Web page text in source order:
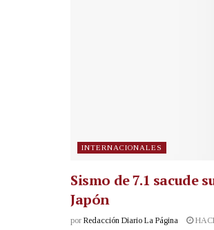
INTERNACIONALES
Sismo de 7.1 sacude
Japón
por Redacción Diario La Página